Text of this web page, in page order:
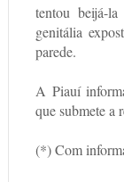
tentou beijá-
genitália
parede.
A Piauí
que submete a
(*) Com